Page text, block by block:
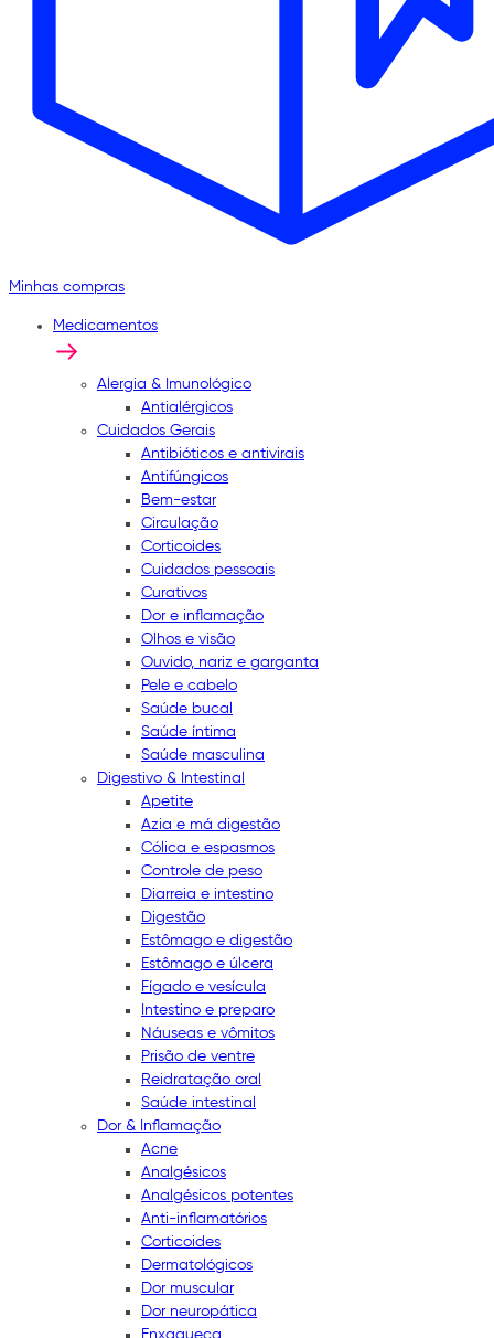
Minhas compras
Medicamentos
Alergia & Imunológico
Antialérgicos
Cuidados Gerais
Antibióticos e antivirais
Antifúngicos
Bem-estar
Circulação
Corticoides
Cuidados pessoais
Curativos
Dor e inflamação
Olhos e visão
Ouvido, nariz e garganta
Pele e cabelo
Saúde bucal
Saúde íntima
Saúde masculina
Digestivo & Intestinal
Apetite
Azia e má digestão
Cólica e espasmos
Controle de peso
Diarreia e intestino
Digestão
Estômago e digestão
Estômago e úlcera
Fígado e vesícula
Intestino e preparo
Náuseas e vômitos
Prisão de ventre
Reidratação oral
Saúde intestinal
Dor & Inflamação
Acne
Analgésicos
Analgésicos potentes
Anti-inflamatórios
Corticoides
Dermatológicos
Dor muscular
Dor neuropática
Enxaqueca